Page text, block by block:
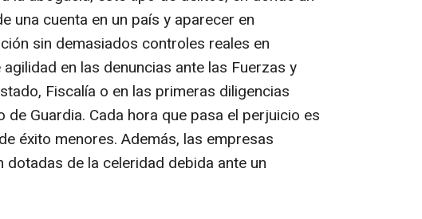
una cuenta en un país y aparecer en
sin demasiados controles reales en
en las denuncias ante las Fuerzas y
Fiscalía o en las primeras diligencias
Guardia. Cada hora que pasa el perjuicio es
éxito menores. Además, las empresas
de la celeridad debida ante un